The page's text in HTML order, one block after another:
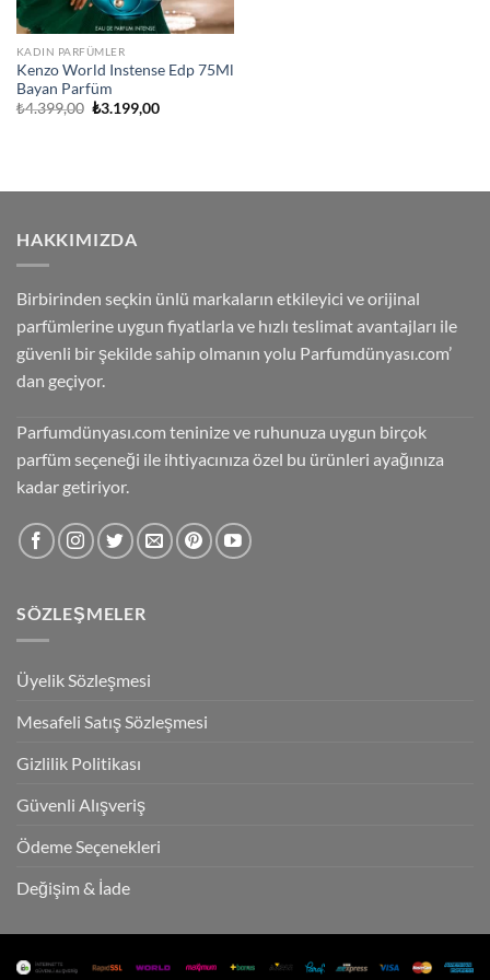
KADIN PARFÜMLER
Kenzo World Instense Edp 75Ml
Bayan Parfüm
₺4.399,00 Orijinal
₺3.199,00Şu
HAKKIMIZDA
Birbirinden seçkin ünlü markaların etkileyici ve orijinal
parfümlerine uygun fiyatlarla ve hızlı teslimat avantajları ile
güvenli bir şekilde sahip olmanın yolu Parfumdünyası.com’
dan geçiyor.
Parfumdünyası.com teninize ve ruhunuza uygun birçok
parfüm seçeneği ile ihtiyacınıza özel bu ürünleri ayağınıza
kadar getiriyor.
SÖZLEŞMELER
Üyelik Sözleşmesi
Mesafeli Satış Sözleşmesi
Gizlilik Politikası
Güvenli Alışveriş
Ödeme Seçenekleri
Değişim & İade